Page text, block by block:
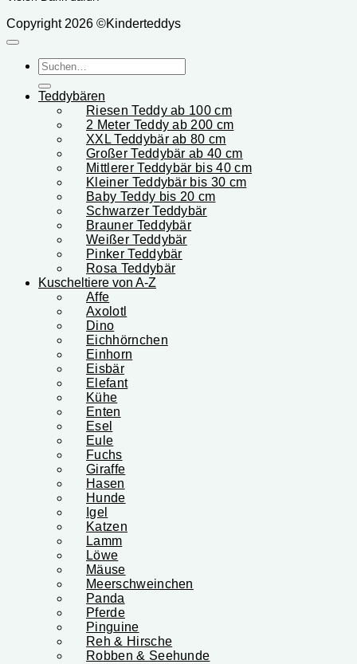
Copyright 2026 ©Kinderteddys
Suchen
nach:
Teddybären
Riesen Teddy ab 100 cm
2 Meter Teddy ab 200 cm
XXL Teddybär ab 80 cm
Großer Teddybär ab 40 cm
Mittlerer Teddybär bis 40 cm
Kleiner Teddybär bis 30 cm
Baby Teddy bis 20 cm
Schwarzer Teddybär
Brauner Teddybär
Weißer Teddybär
Pinker Teddybär
Rosa Teddybär
Kuscheltiere von A-Z
Affe
Axolotl
Dino
Eichhörnchen
Einhorn
Eisbär
Elefant
Kühe
Enten
Esel
Eule
Fuchs
Giraffe
Hasen
Hunde
Igel
Katzen
Lamm
Löwe
Mäuse
Meerschweinchen
Panda
Pferde
Pinguine
Reh & Hirsche
Robben & Seehunde